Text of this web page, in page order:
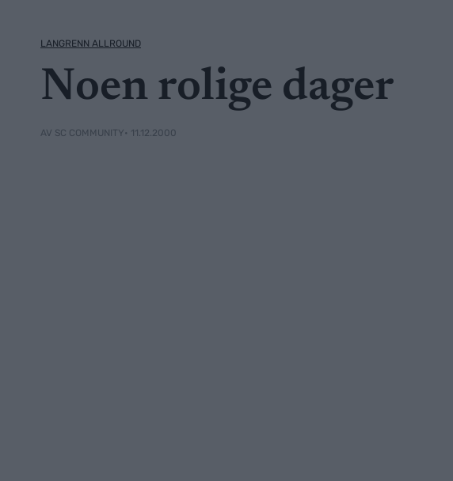
LANGRENN ALLROUND
Noen rolige dager
AV SC COMMUNITY• 11.12.2000